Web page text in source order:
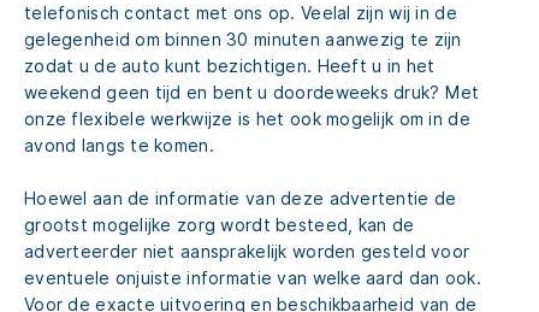
telefonisch contact met ons op. Veelal zijn wij in de
gelegenheid om binnen 30 minuten aanwezig te zijn
zodat u de auto kunt bezichtigen. Heeft u in het
weekend geen tijd en bent u doordeweeks druk? Met
onze flexibele werkwijze is het ook mogelijk om in de
avond langs te komen.
Hoewel aan de informatie van deze advertentie de
grootst mogelijke zorg wordt besteed, kan de
adverteerder niet aansprakelijk worden gesteld voor
eventuele onjuiste informatie van welke aard dan ook.
Voor de exacte uitvoering en beschikbaarheid van de